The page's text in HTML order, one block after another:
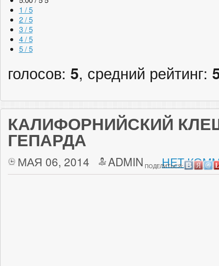
1 / 5
2 / 5
3 / 5
4 / 5
5 / 5
голосов: 5, средний рейтинг:
КАЛИФОРНИЙСКИЙ
ГЕПАРДА
МАЯ 06, 2014 ADMIN НЕТ
ПОДЕЛИТЬСЯ: